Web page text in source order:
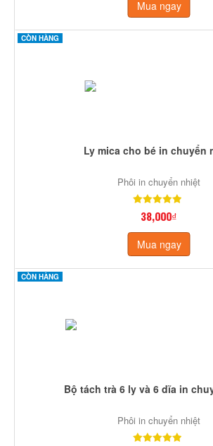
Mua ngay
CÒN HÀNG
Ly mica cho bé in chuyển
Phôi in chuyển nhiệt
38,000₫
Mua ngay
CÒN HÀNG
Bộ tách trà 6 ly và 6 dĩa in
Phôi in chuyển nhiệt